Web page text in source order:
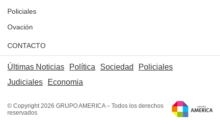
Policiales
Ovación
CONTACTO
Últimas Noticias Política Sociedad
Policiales
Judiciales
Economia
© Copyright 2026 GRUPO AMERICA – Todos los derechos
reservados